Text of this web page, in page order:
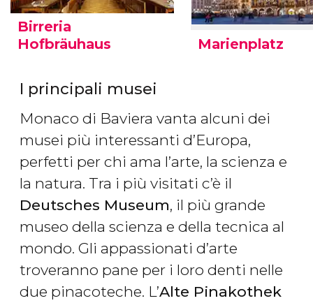
Birreria
Hofbräuhaus
Marienplatz
I principali musei
Monaco di Baviera vanta alcuni dei
musei più interessanti d’Europa,
perfetti per chi ama l’arte, la scienza e
la natura. Tra i più visitati c’è il
Deutsches Museum, il più grande
museo della scienza e della tecnica al
mondo. Gli appassionati d’arte
troveranno pane per i loro denti nelle
due pinacoteche. L’Alte Pinakothek